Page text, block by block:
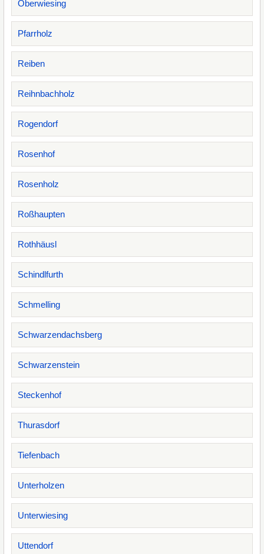
Oberwiesing
Pfarrholz
Reiben
Reihnbachholz
Rogendorf
Rosenhof
Rosenholz
Roßhaupten
Rothhäusl
Schindlfurth
Schmelling
Schwarzendachsberg
Schwarzenstein
Steckenhof
Thurasdorf
Tiefenbach
Unterholzen
Unterwiesing
Uttendorf